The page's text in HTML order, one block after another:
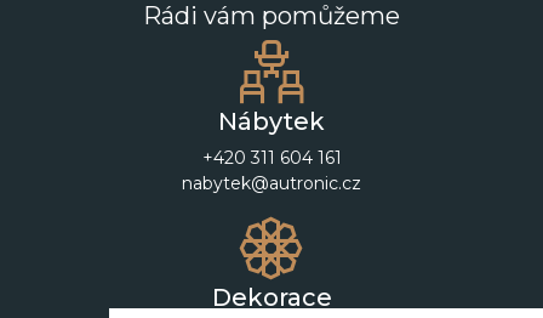
Rádi vám pomůžeme
Nábytek
+420 311 604 161
nabytek@autronic.cz
Dekorace